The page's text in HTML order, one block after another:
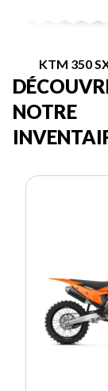
KTM 350
NOTRE